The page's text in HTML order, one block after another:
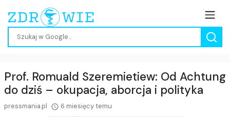
Prof. Romuald Szeremietiew: Od Achtung
do dziś – okupacja, aborcja i polityka
pressmania.pl 6 miesięcy temu